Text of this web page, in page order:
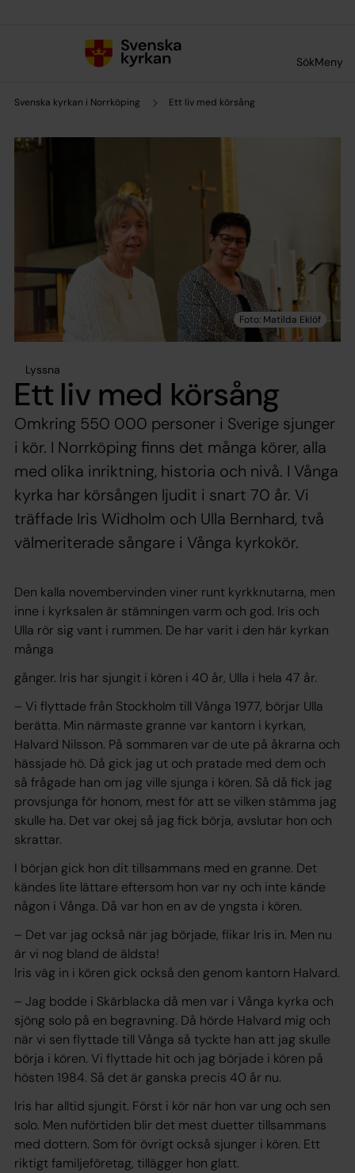
SökMeny
Svenska kyrkan i Norrköping Ett liv med körsång
Lyssna
Ett liv med körsång
Omkring 550 000 personer i Sverige sjunger
i kör. I Norrköping finns det många körer, alla
med olika inriktning, historia och nivå. I Vånga
kyrka har körsången ljudit i snart 70 år. Vi
träffade Iris Widholm och Ulla Bernhard, två
välmeriterade sångare i Vånga kyrkokör.
Den kalla novembervinden viner runt kyrkknutarna, men
inne i kyrksalen är stämningen varm och god. Iris och
Ulla rör sig vant i rummen. De har varit i den här kyrkan
många
gånger. Iris har sjungit i kören i 40 år, Ulla i hela 47 år.
– Vi flyttade från Stockholm till Vånga 1977, börjar Ulla
berätta. Min närmaste granne var kantorn i kyrkan,
Halvard Nilsson. På sommaren var de ute på åkrarna och
hässjade hö. Då gick jag ut och pratade med dem och
så frågade han om jag ville sjunga i kören. Så då fick jag
provsjunga för honom, mest för att se vilken stämma jag
skulle ha. Det var okej så jag fick börja, avslutar hon och
skrattar.
I början gick hon dit tillsammans med en granne. Det
kändes lite lättare eftersom hon var ny och inte kände
någon i Vånga. Då var hon en av de yngsta i kören.
– Det var jag också när jag började, flikar Iris in. Men nu
är vi nog bland de äldsta!
Iris väg in i kören gick också den genom kantorn Halvard.
– Jag bodde i Skärblacka då men var i Vånga kyrka och
sjöng solo på en begravning. Då hörde Halvard mig och
när vi sen flyttade till Vånga så tyckte han att jag skulle
börja i kören. Vi flyttade hit och jag började i kören på
hösten 1984. Så det är ganska precis 40 år nu.
Iris har alltid sjungit. Först i kör när hon var ung och sen
solo. Men nuförtiden blir det mest duetter tillsammans
med dottern. Som för övrigt också sjunger i kören. Ett
riktigt familjeföretag, tillägger hon glatt.